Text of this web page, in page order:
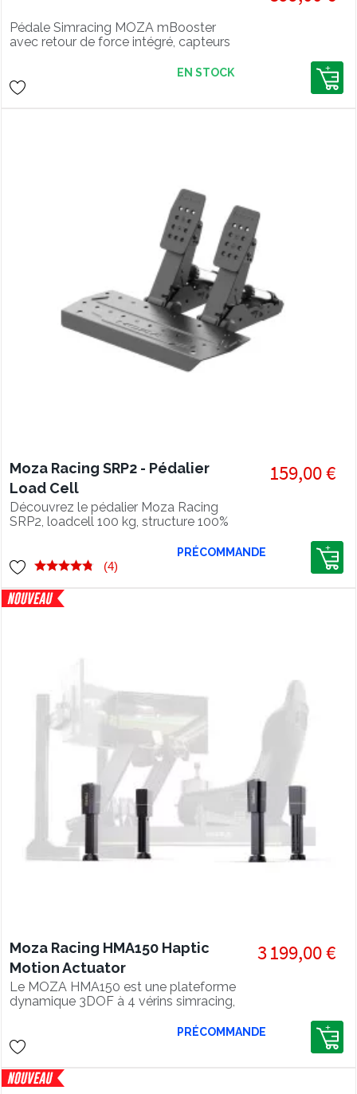
Pédale Simracing MOZA mBooster
avec retour de force intégré, capteurs
EN STOCK
Moza Racing SRP2 - Pédalier
Load Cell
Découvrez le pédalier Moza Racing
SRP2, loadcell 100 kg, structure 100%
configurations possibles avec le kit
performance
159,00 €
(4)
PRÉCOMMANDE
Moza Racing HMA150 Haptic
Motion Actuator
Le MOZA HMA150 est une plateforme
dynamique 3DOF à 4 vérins simracing,
un retour haptique de 0 à 200 Hz.
3 199,00 €
PRÉCOMMANDE